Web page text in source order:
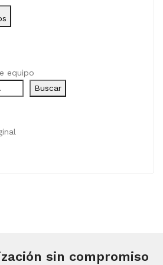
equipo
Buscar
sin compromiso